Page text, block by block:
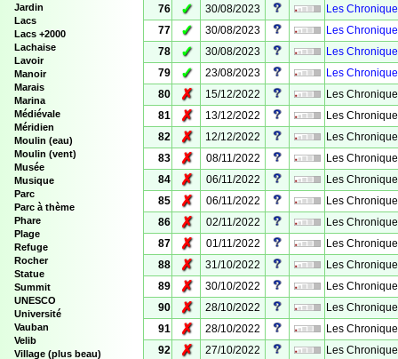
Jardin
Lacs
Lacs +2000
Lachaise
Lavoir
Manoir
Marais
Marina
Médiévale
Méridien
Moulin (eau)
Moulin (vent)
Musée
Musique
Parc
Parc à thème
Phare
Plage
Refuge
Rocher
Statue
Summit
UNESCO
Université
Vauban
Velib
Village (plus beau)
76
✓ 30/08/2023
Les
77
✓ 30/08/2023
Les
78
✓ 30/08/2023
Les
79
✓ 23/08/2023
Les
80
✗ 15/12/2022
Les
81
✗ 13/12/2022
Les
82
✗ 12/12/2022
Les
83
✗ 08/11/2022
Les
84
✗ 06/11/2022
Les
85
✗ 06/11/2022
Les
86
✗ 02/11/2022
Les
87
✗ 01/11/2022
Les
88
✗ 31/10/2022
Les
89
✗ 30/10/2022
Les
90
✗ 28/10/2022
Les
91
✗ 28/10/2022
Les
92
✗ 27/10/2022 Les